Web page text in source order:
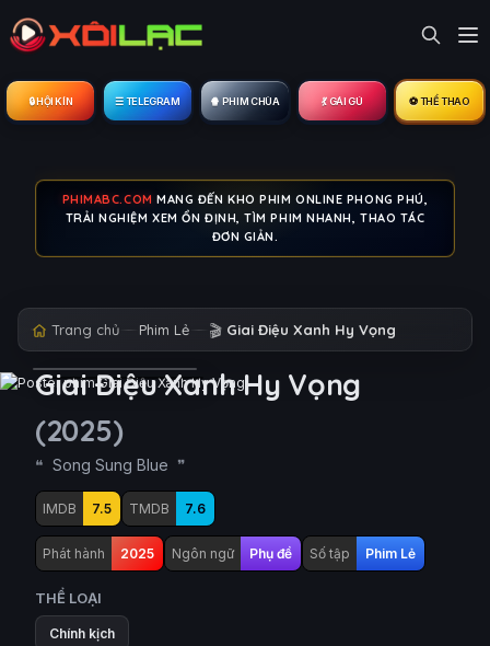
🔒︎ HỘI KÍN ☰ TELEGRAM 🍿 PHIM CHÙA 💃 GÁI GÚ ⚽ THỂ THAO
PHIMABC.COM MANG ĐẾN KHO PHIM ONLINE PHONG PHÚ,
TRẢI NGHIỆM XEM ỔN ĐỊNH, TÌM PHIM NHANH, THAO TÁC
ĐƠN GIẢN.
Trang chủ Phim Lẻ 🎬 Giai Điệu Xanh Hy Vọng
Giai Điệu Xanh Hy Vọng
(2025)
Song Sung Blue
IMDB 7.5 TMDB 7.6
Phát hành 2025 Ngôn ngữ Phụ đề Số tập Phim Lẻ
THỂ LOẠI
Chính kịch